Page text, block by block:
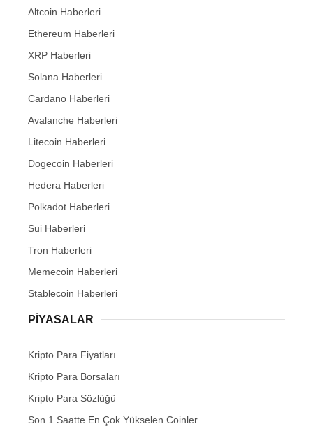
Altcoin Haberleri
Ethereum Haberleri
XRP Haberleri
Solana Haberleri
Cardano Haberleri
Avalanche Haberleri
Litecoin Haberleri
Dogecoin Haberleri
Hedera Haberleri
Polkadot Haberleri
Sui Haberleri
Tron Haberleri
Memecoin Haberleri
Stablecoin Haberleri
PIYASALAR
Kripto Para Fiyatları
Kripto Para Borsaları
Kripto Para Sözlüğü
Son 1 Saatte En Çok Yükselen Coinler